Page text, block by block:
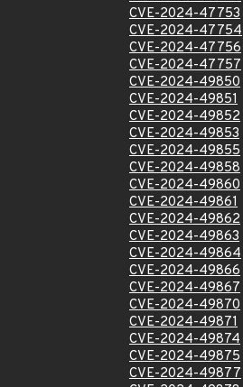
CVE-2024-47753
CVE-2024-47754
CVE-2024-47756
CVE-2024-47757
CVE-2024-49850
CVE-2024-49851
CVE-2024-49852
CVE-2024-49853
CVE-2024-49855
CVE-2024-49858
CVE-2024-49860
CVE-2024-49861
CVE-2024-49862
CVE-2024-49863
CVE-2024-49864
CVE-2024-49866
CVE-2024-49867
CVE-2024-49870
CVE-2024-49871
CVE-2024-49874
CVE-2024-49875
CVE-2024-49877